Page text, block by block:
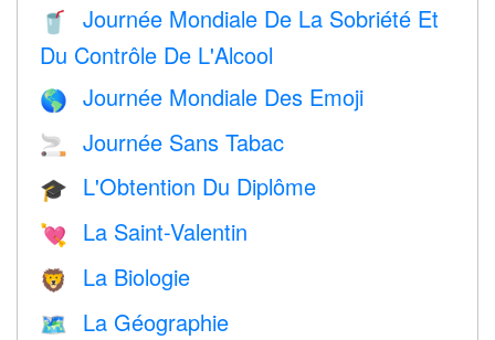
🥤
Journée Mondiale De La Sobriété Et
Du Contrôle De L'Alcool
🌎 Journée Mondiale Des Emoji
🚬 Journée Sans Tabac
🎓 L'Obtention Du Diplôme
💘 La Saint-Valentin
🦁 La Biologie
🗺 La Géographie